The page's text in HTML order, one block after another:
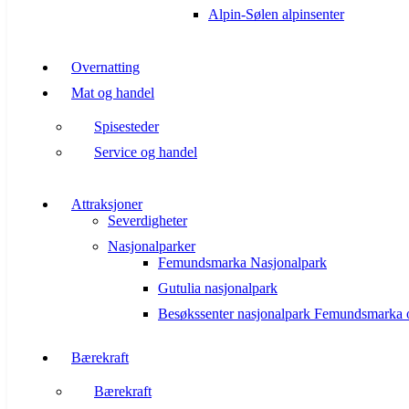
Alpin-Sølen alpinsenter
Overnatting
Mat og handel
Spisesteder
Service og handel
Attraksjoner
Severdigheter
Nasjonalparker
Femundsmarka Nasjonalpark
Gutulia nasjonalpark
Besøkssenter nasjonalpark Femundsmarka
Bærekraft
Bærekraft